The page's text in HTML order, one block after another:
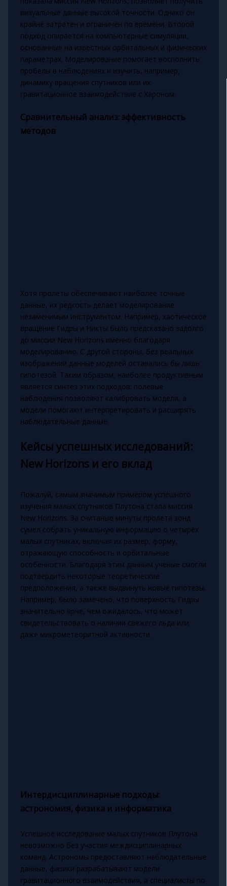
визуальные данные высокой точности. Однако он
крайне затратен и ограничен по времени. Второй
подход опирается на компьютерные симуляции,
основанные на известных орбитальных и физических
параметрах. Моделирование помогает восполнить
пробелы в наблюдениях и изучить, например,
динамику вращения спутников или их
гравитационное взаимодействие с Хароном.
Сравнительный анализ: эффективность
методов
Хотя пролеты обеспечивают наиболее точные
данные, их редкость делает моделирование
незаменимым инструментом. Например, хаотическое
вращение Гидры и Никты было предсказано задолго
до миссии New Horizons именно благодаря
моделированию. С другой стороны, без реальных
изображений данные моделей оставались бы лишь
гипотезой. Таким образом, наиболее продуктивным
является синтез этих подходов: полевые
наблюдения позволяют калибровать модели, а
модели помогают интерпретировать и расширять
наблюдательные данные.
Кейсы успешных исследований:
New Horizons и его вклад
Пожалуй, самым значимым примером успешного
изучения малых спутников Плутона стала миссия
New Horizons. За считаные минуты пролета зонд
сумел собрать уникальную информацию о четырёх
малых спутниках, включая их размер, форму,
отражающую способность и орбитальные
особенности. Благодаря этим данным ученые смогли
подтвердить некоторые теоретические
предположения, а также выдвинуть новые гипотезы.
Например, было замечено, что поверхность Гидры
значительно ярче, чем ожидалось, что может
свидетельствовать о наличии свежего льда или
даже микрометеоритной активности.
Интердисциплинарные подходы:
астрономия, физика и информатика
Успешное исследование малых спутников Плутона
невозможно без участия междисциплинарных
команд. Астрономы предоставляют наблюдательные
данные, физики разрабатывают модели
гравитационного взаимодействия, а специалисты по